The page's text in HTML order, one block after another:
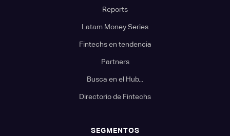
Reports
Latam Money Series
Fintechs en tendencia
Partners
Busca en el Hub...
Directorio de Fintechs
SEGMENTOS